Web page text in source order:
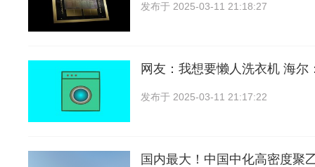
发布于 2025-03-11 21:18:27
网友：我想要懒人洗衣机 海尔
发布于 2025-03-11 21:17:22
国内最大！中国中化高密度聚